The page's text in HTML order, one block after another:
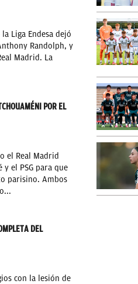
Liga Endesa dejó
Randolph, y
Madrid. La
POR EL
el Real Madrid
y el PSG para que
parisino. Ambos
DEL
con la lesión de